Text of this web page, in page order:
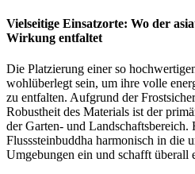
Vielseitige Einsatzorte: Wo der
Wirkung entfaltet
Die Platzierung einer so
wohlüberlegt sein, um ihre volle
zu entfalten. Aufgrund der
Robustheit des Materials ist der
der Garten- und Landschaftsbereich.
Flusssteinbuddha harmonisch in die
Umgebungen ein und schafft überall